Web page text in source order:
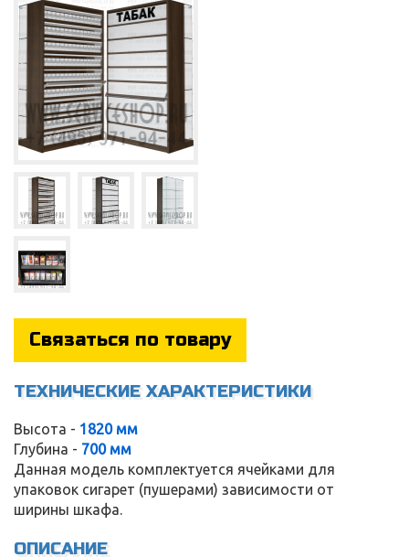
Связаться по товару
ТЕХНИЧЕСКИЕ ХАРАКТЕРИСТИКИ
Высота - 1820 мм
Глубина - 700 мм
Данная модель комплектуется ячейками для
упаковок сигарет (пушерами) зависимости от
ширины шкафа.
ОПИСАНИЕ